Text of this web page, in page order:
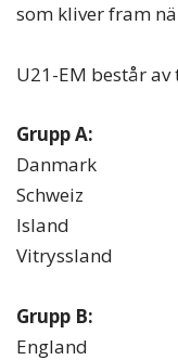
som kliver fram
U21-EM består
Grupp A:
Danmark
Schweiz
Island
Vitryssland
Grupp B:
England